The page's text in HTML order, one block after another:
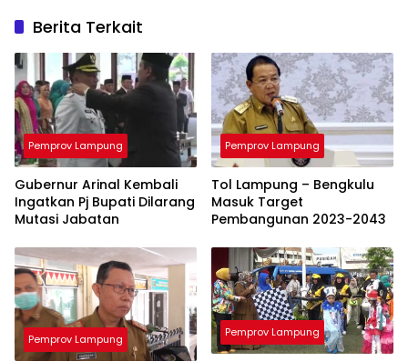
Berita Terkait
Pemprov Lampung
Gubernur Arinal Kembali
Ingatkan Pj Bupati Dilarang
Mutasi Jabatan
Pemprov Lampung
Tol Lampung – Bengkulu
Masuk Target
Pembangunan 2023-2043
Pemprov Lampung Pemprov Lampung